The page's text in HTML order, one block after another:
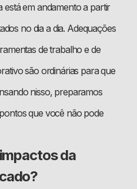
está em andamento a partir
no dia a dia. Adequações
de trabalho e de
são ordinárias para que
nisso, preparamos
que você não pode
da